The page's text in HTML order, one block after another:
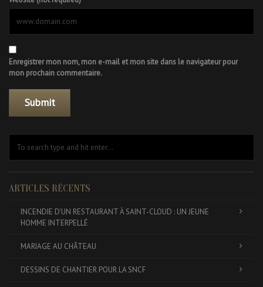
Enregistrer mon nom, mon e-mail et mon site dans le navigateur pour
mon prochain commentaire.
ARTICLES RÉCENTS
INCENDIE D'UN RESTAURANT À SAINT-CLOUD : UN JEUNE
HOMME INTERPELLÉ
MARIAGE AU CHÂTEAU
DESSINS DE CHANTIER POUR LA SNCF